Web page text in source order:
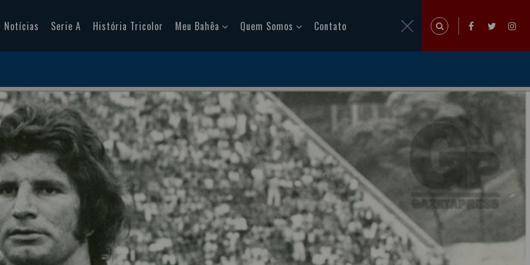
Notícias Serie A História Tricolor Meu Bahêa Quem Somos Contato